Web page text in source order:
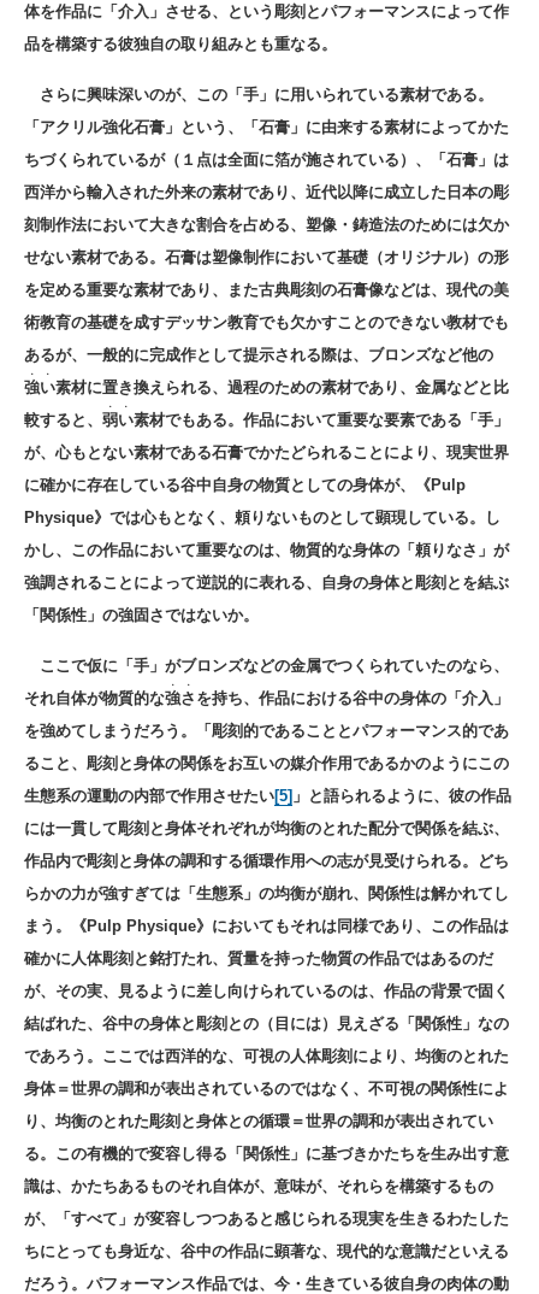
体を作品に「介入」させる、という彫刻とパフォーマンスによって作
品を構築する彼独自の取り組みとも重なる。
さらに興味深いのが、この「手」に用いられている素材である。
「アクリル強化石膏」という、「石膏」に由来する素材によってかた
ちづくられているが（１点は全面に箔が施されている）、「石膏」は
西洋から輸入された外来の素材であり、近代以降に成立した日本の彫
刻制作法において大きな割合を占める、塑像・鋳造法のためには欠か
せない素材である。石膏は塑像制作において基礎（オリジナル）の形
を定める重要な素材であり、また古典彫刻の石膏像などは、現代の美
術教育の基礎を成すデッサン教育でも欠かすことのできない教材でも
あるが、一般的に完成作として提示される際は、ブロンズなど他の
強い
・・
素材に置き換えられる、過程のための素材であり、金属などと比
較すると、 弱い
・・
素材でもある。作品において重要な要素である「手」
が、心もとない素材である石膏でかたどられることにより、現実世界
に確かに存在している谷中自身の物質としての身体が、《Pulp
Physique》では心もとなく、頼りないものとして顕現している。し
かし、この作品において重要なのは、物質的な身体の「頼りなさ」が
強調されることによって逆説的に表れる、自身の身体と彫刻とを結ぶ
「関係性」の強固さではないか。
ここで仮に「手」がブロンズなどの金属でつくられていたのなら、
それ自体が物質的な強さ
・・
を持ち、作品における谷中の身体の「介入」
を強めてしまうだろう。「彫刻的であることとパフォーマンス的であ
ること、彫刻と身体の関係をお互いの媒介作用であるかのようにこの
生態系の運動の内部で作用させたい[5] 」と語られるように、彼の作品
には一貫して彫刻と身体それぞれが均衡のとれた配分で関係を結ぶ、
作品内で彫刻と身体の調和する循環作用への志が見受けられる。どち
らかの力が強すぎては「生態系」の均衡が崩れ、関係性は解かれてし
まう。《Pulp Physique》においてもそれは同様であり、この作品は
確かに人体彫刻と銘打たれ、質量を持った物質の作品ではあるのだ
が、その実、見るように差し向けられているのは、作品の背景で固く
結ばれた、谷中の身体と彫刻との（目には）見えざる「関係性」なの
であろう。ここでは西洋的な、可視の人体彫刻により、均衡のとれた
身体＝世界の調和が表出されているのではなく、不可視の関係性によ
り、均衡のとれた彫刻と身体との循環＝世界の調和が表出されてい
る。この有機的で変容し得る「関係性」に基づきかたちを生み出す意
識は、かたちあるものそれ自体が、意味が、それらを構築するもの
が、「すべて」が変容しつつあると感じられる現実を生きるわたした
ちにとっても身近な、谷中の作品に顕著な、現代的な意識だといえる
だろう。パフォーマンス作品では、今・生きている彼自身の肉体の動